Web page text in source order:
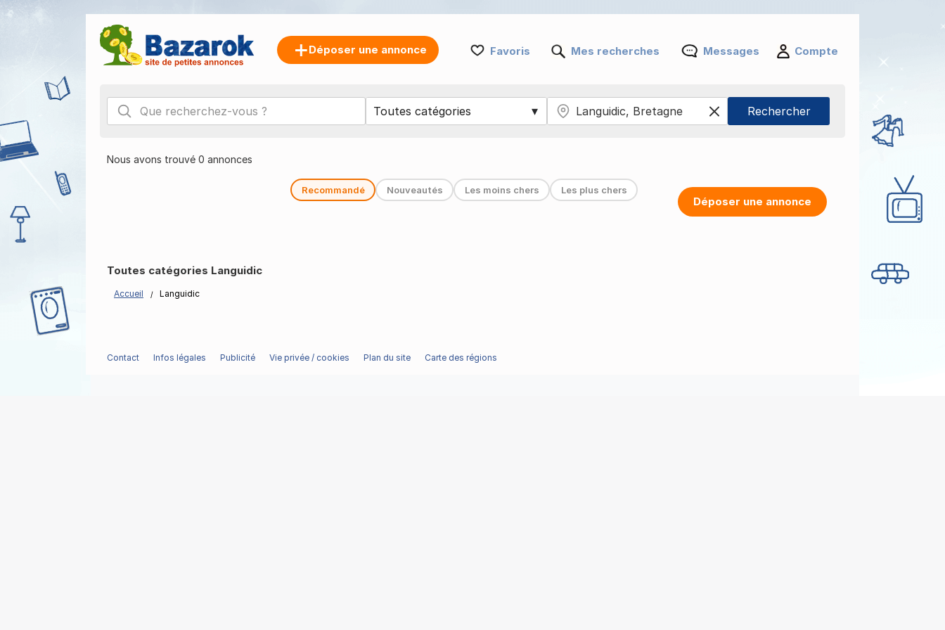
Déposer une annonce Favoris Mes recherches Messages Compte
Nous avons trouvé 0 annonces
Recommandé Nouveautés Les moins chers Les plus chers
Toutes catégories Languidic
Accueil Languidic
Déposer une annonce
Contact Infos légales Publicité Vie privée / cookies Plan du site Carte des régions